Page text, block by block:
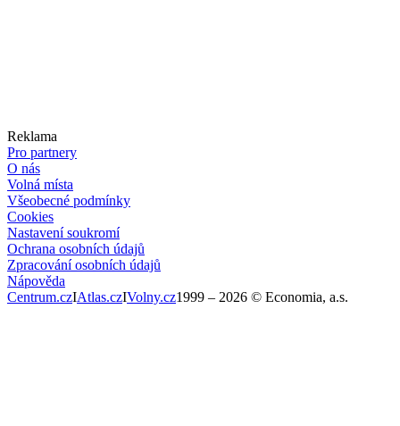
Reklama
Pro partnery
O nás
Volná místa
Všeobecné podmínky
Cookies
Nastavení soukromí
Ochrana osobních údajů
Zpracování osobních údajů
Nápověda
Centrum.czIAtlas.czIVolny.cz1999 – 2026 © Economia, a.s.